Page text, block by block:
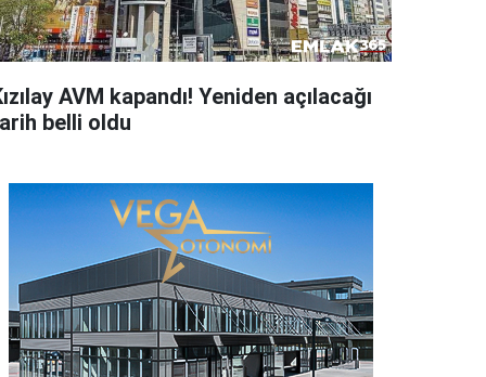
AVM kapandı! Yeniden açılacağı
belli oldu